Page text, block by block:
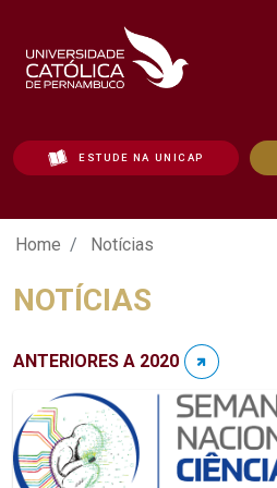
ESTUDE NA UNICAP
Notícias - Unicap
Home Notícias
NOTÍCIAS
ANTERIORES A 2020